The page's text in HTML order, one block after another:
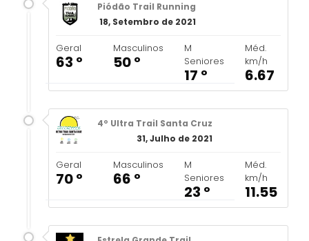
Piódão Trail Running
18, Setembro de 2021
Geral
63 º
Masculinos
50 º
M
Seniores
17 º
Méd.
km/h
6.67
4º Ultra Trail Santa Cruz
31, Julho de 2021
Geral
70 º
Masculinos
66 º
M
Seniores
23 º
Méd.
km/h
11.55